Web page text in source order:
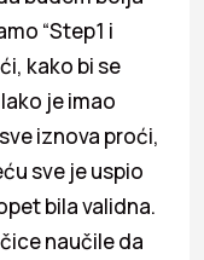
“Step1 i
kako bi se
je imao
iznova proći,
sve je uspio
bila validna.
naučile da